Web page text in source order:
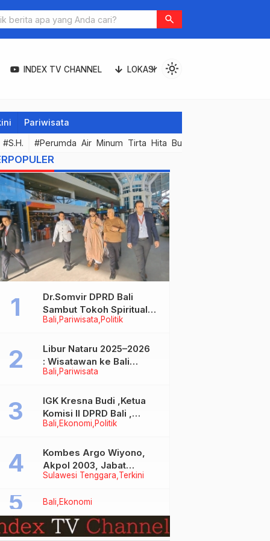
search
INDEX TV CHANNEL LOKASI
expand_more light_mode
Pariwisata
#S.H. #Perumda Air Minum Tirta Hita Buleleng
Bali Pariwisata Politik
Dr.Somvir DPRD Bali
Sambut Tokoh Spiritual
India Baba Bageshwar
Bali Pariwisata
Libur Nataru 2025–2026
: Wisatawan ke Bali
Meningkat, Isu Penurunan
Bali Ekonomi Politik
IGK Kresna Budi ,Ketua
Komisi II DPRD Bali ,
Angkat Bicara Soal
Bersubsidi Jenis Solar
Sulawesi Tenggara Terkini
Kombes Argo Wiyono,
Akpol 2003, Jabat
Dirlantas Polda Sultra
Bali Ekonomi